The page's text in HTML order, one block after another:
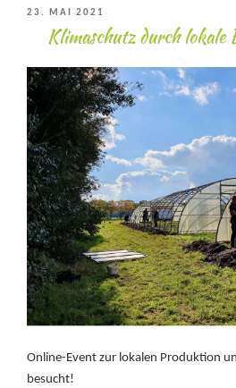
VERÖFFENTLICHT
23. MAI 2021
Klimaschutz durch lokale
Online-Event zur lokalen Produktion
besucht!